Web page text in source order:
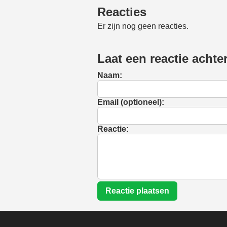
Reacties
Er zijn nog geen reacties.
Laat een reactie
Naam:
Email (optioneel):
Reactie:
Reactie plaatsen